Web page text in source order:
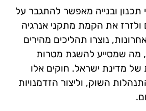
תכנון ובנייה מאפשר להתגבר על
ולזרז את הקמת מתקני אנרגיה
נוצרו תהליכים מהירים
מה שמסייע להשגת מטרות
מדינת ישראל. חוקים אלו
השוק, וליצור הזדמנויות